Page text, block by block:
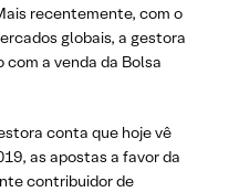
recentemente, com o
globais, a gestora
a venda da Bolsa
conta que hoje vê
as apostas a favor da
contribuidor de